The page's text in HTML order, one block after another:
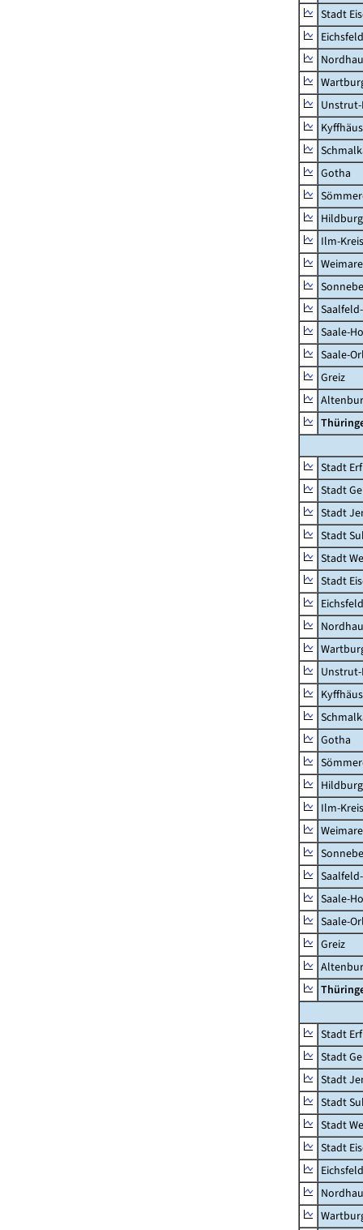
Stadt
Eichsfeld
Gotha
Ilm-Kreis
Saale-
Saale-
Greiz
Stadt
Stadt
Stadt
Stadt
Stadt
Stadt
Eichsfeld
Gotha
Ilm-Kreis
Saale-
Saale-
Greiz
Stadt
Stadt
Stadt
Stadt
Stadt
Stadt
Eichsfeld